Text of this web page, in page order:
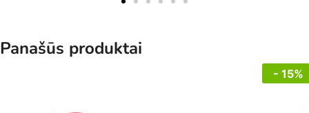
Panašūs produktai
- 15%